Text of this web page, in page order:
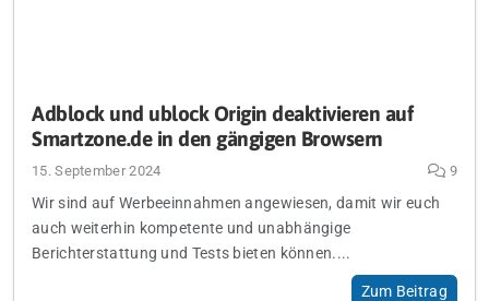
Adblock und ublock Origin deaktivieren auf
Smartzone.de in den gängigen Browsern
15. September 2024 9
Wir sind auf Werbeeinnahmen angewiesen, damit wir euch
auch weiterhin kompetente und unabhängige
Berichterstattung und Tests bieten können....
Zum Beitrag